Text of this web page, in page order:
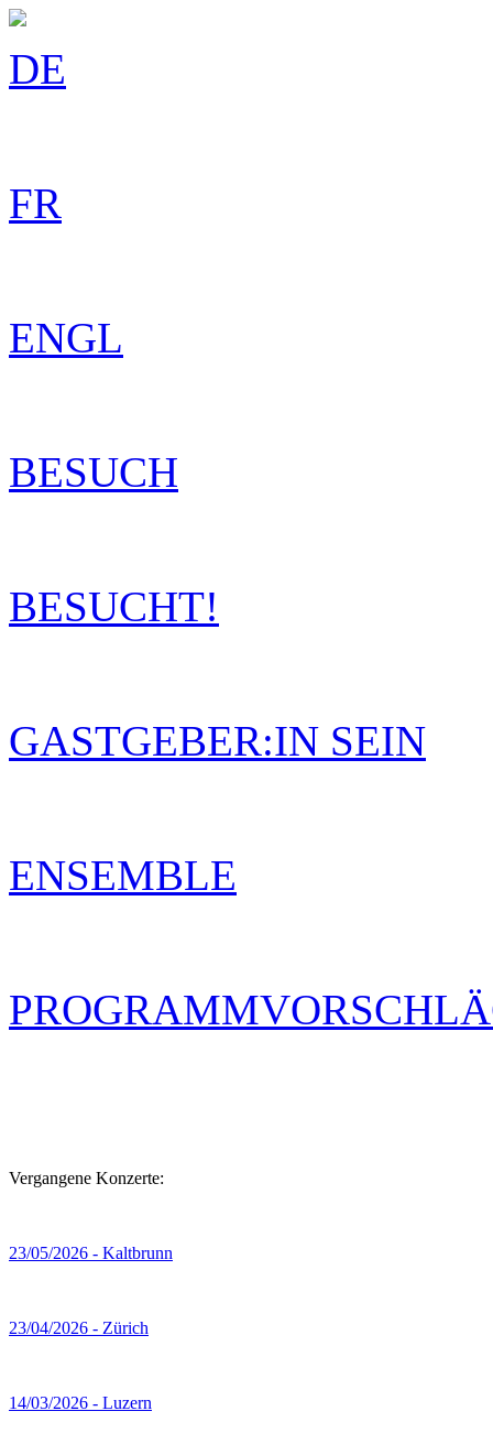
DE
FR
ENGL
BESUCH
BESUCHT!
GASTGEBER:IN SEIN
ENSEMBLE
Vergangene Konzerte:
23/05/2026 - Kaltbrunn
23/04/2026 - Zürich
14/03/2026 - Luzern